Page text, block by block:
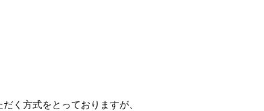
く方式をとっておりますが、